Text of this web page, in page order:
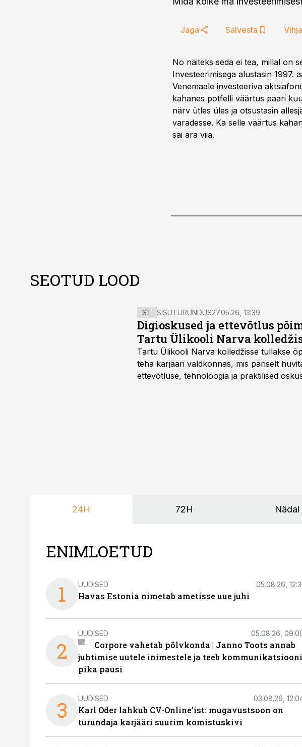
Jaga Salvesta Vihja
No näiteks seda ei tea, millal on
Investeerimisega alustasin 1997.
Venemaale investeeriva
kahanes potfelli väärtus paari
närv ütles üles ja otsustasin
varadesse. Ka selle väärtus
sai ära viia.
SEOTUD LOOD
ST SISUTURUNDUS27.05.26, 13:39
Digioskused ja ettevõtlus
Tartu Ülikooli Narva
Tartu Ülikooli Narva kolledžisse tullakse
teha karjääri valdkonnas, mis päriselt
ettevõtluse, tehnoloogia ja praktilised
24H 72H Nädal
ENIMLOETUD
1 UUDISED 05.08.26,
Havas Estonia nimetab ametisse uue juhi
2
UUDISED 05.08.26,
Corpore vahetab põlvkonda | Janno Toots annab
juhtimise uutele inimestele ja teeb
pika pausi
3 UUDISED 03.08.26,
Karl Oder lahkub CV-Online’ist: mugavustsoon on
turundaja karjääri suurim komistuskivi